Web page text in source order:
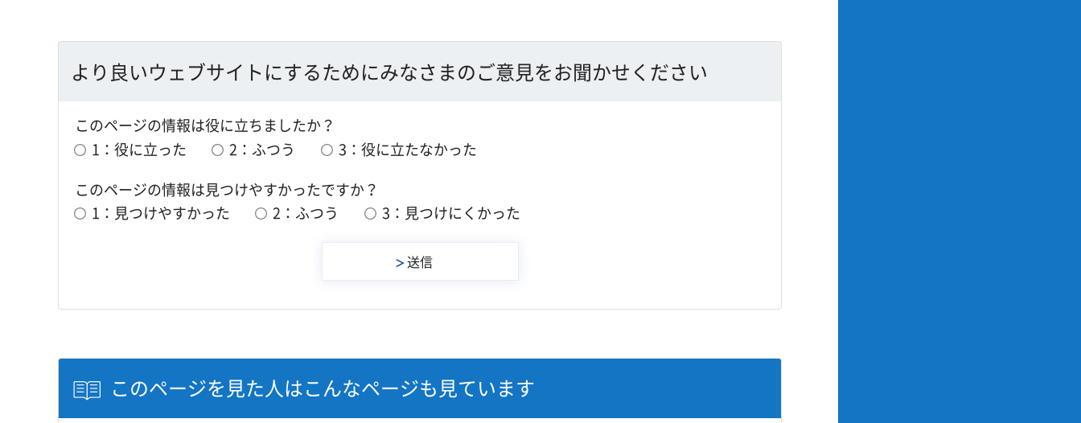
より良いウェブサイトにするためにみなさまのご意見をお聞かせください
このページの情報は役に立ちましたか？
1：役に立った
2：ふつう
3：役に立たなかった
このページの情報は見つけやすかったですか？
1：見つけやすかった
2：ふつう 3：見つけにくかった
このページを見た人はこんなページも見ています